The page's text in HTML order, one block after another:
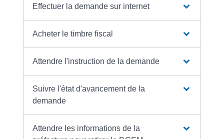
Effectuer la demande sur internet
Acheter le timbre fiscal
Attendre l'instruction de la demande
Suivre l'état d'avancement de la
demande
Attendre les informations de la